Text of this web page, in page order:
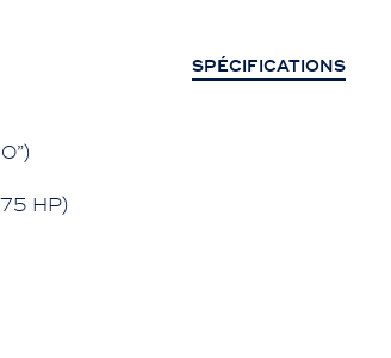
SPÉCIFICATIONS
HP)